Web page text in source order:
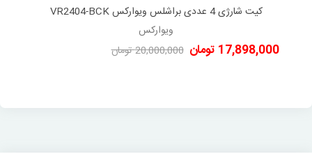
کیت شارژی 4 عددی براشلس ویوارکس VR2404-BCK
ویوارکس
17,898,000 تومان 20,000,000 تومان